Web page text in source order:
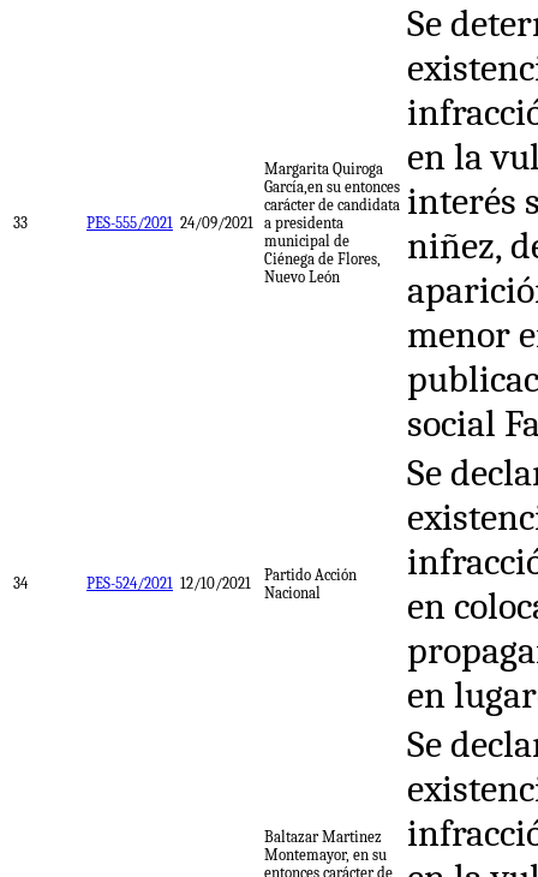
33 PES-555/2021 24/09/2021
Margarita Quiroga
García,en su entonces
carácter de candidata
a presidenta
municipal de
Ciénega de Flores,
Nuevo León
Se
en la
interés
niñez,
menor
social
34 PES-524/2021 12/10/2021
Partido Acción
Nacional
Se
en
en
Baltazar Martinez
Montemayor, en su
entonces carácter de
Se